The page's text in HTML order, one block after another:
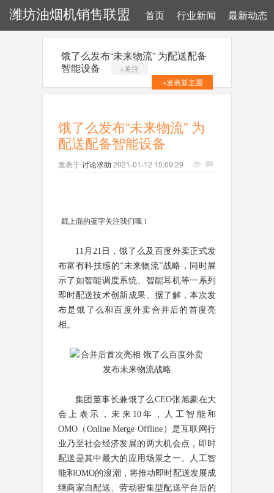
潍坊油烟机销售联盟 首页 行业新闻 最新动态
饿了么发布“未来物流” 为配送配备
智能设备
+关注
+发表新主题
饿了么发布“未来物流” 为
配送配备智能设备
发表于讨论求助 2021-01-12 15:09:29
戳上面的蓝字关注我们哦！
11月21日，饿了么及百度外卖正式发
布富有科技感的“未来物流”战略，同时展
示了如智能调度系统、智能耳机等一系列
即时配送技术创新成果。据了解，本次发
布是饿了么和百度外卖合并后的首度亮
相。
集团董事长兼饿了么CEO张旭豪在大
会上表示，未来10年，人工智能和
OMO（Online Merge Offline）是互联网行
业乃至社会经济发展的两大机会点，即时
配送是其中最大的应用场景之一。人工智
能和OMO的浪潮，将推动即时配送发展成
继商家自配送、劳动密集型配送平台后的